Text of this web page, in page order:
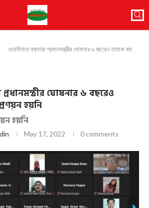
ওয়েবিনারে বক্তারা প্রধানমন্ত্রীর ঘোষনার ৬ বছরেও তামাক কর
প্রধানমন্ত্রীর ঘোষনার ৬ বছরেও
হয়নি
হয়নি
May 17, 2022 0 comments